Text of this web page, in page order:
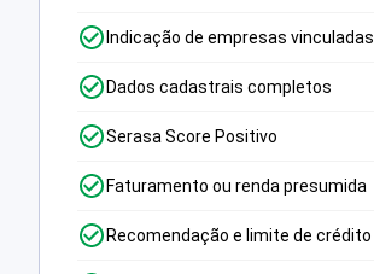
Indicação de empresas vinculadas
Dados cadastrais completos
Serasa Score Positivo
Faturamento ou renda presumida
Recomendação e limite de crédito